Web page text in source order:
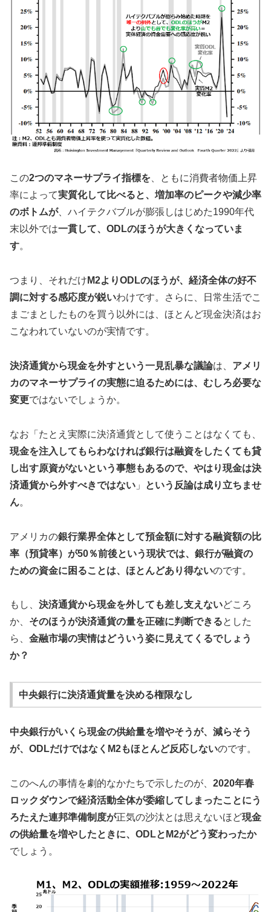
この2つのマネーサプライ指標を、ともに消費者物価上昇
率によって実質化して比べると、増加率のピークや減少率
のボトムが、ハイテクバブルが膨張しはじめた1990年代
末以外では一貫して、ODLのほうが大きくなっていま
す。
つまり、それだけ M2よりODLのほうが、経済全体の好不
調に対する感応度が鋭いわけです。さらに、日常生活でこ
まごまとしたものを買う以外には、ほとんど現金決済はお
こなわれていないのが実情です。
決済通貨から現金を外すという一見乱暴な議論は、 アメリ
カのマネーサプライの実態に迫るためには、むしろ必要な
変更ではないでしょうか。
なお「たとえ実際に決済通貨として使うことはなくても、
現金を注入してもらわなければ銀行は融資をしたくても貸
し出す原資がないという事態もあるので、やはり現金は決
済通貨から外すべきではない 」
という反論は成り立ちませ
ん。
アメリカの銀行業界全体として預金額に対する融資額の比
率（預貸率）が50％前後という現状では、銀行が融資の
ための資金に困ることは、ほとんどあり得ないのです。
もし、 決済通貨から現金を外しても差し支えないどころ
か、 そのほうが決済通貨の量を正確に判断できるとした
ら、 金融市場の実情はどういう姿に見えてくるでしょう
か？
中央銀行に決済通貨量を決める権限なし
中央銀行がいくら現金の供給量を増やそうが、減らそう
が、ODLだけではなくM2もほとんど反応しないのです。
このへんの事情を劇的なかたちで示したのが、 2020年春
ロックダウンで経済活動全体が委縮してしまったことにう
ろたえた連邦準備制度が正気の沙汰とは思えないほど現金
の供給量を増やしたときに、ODLとM2がどう変わったか
でしょう。